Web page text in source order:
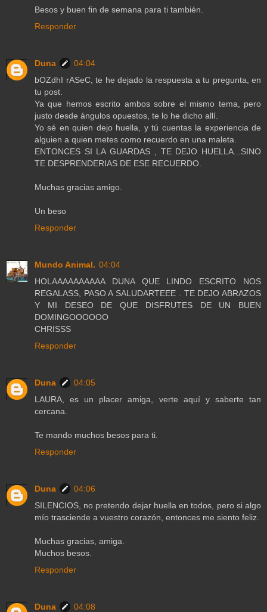
Besos y buen fin de semana para ti también.
Responder
Duna
04:04
bOZdhI rASeC, te he dejado la respuesta a tu pregunta, en
tu post.
Ya que hemos escrito ambos sobre el mismo tema, pero
justo desde ángulos opuestos, te lo he dicho allí.
Yo sé en quien dejo huella, y tú cuentas la experiencia de
alguien a quien metes como recuerdo en una maleta.
ENTONCES SI LA GUARDAS , TE DEJO HUELLA...SINO
TE DESPRENDERIAS DE ESE RECUERDO.
Muchas gracias amigo.
Un beso
Responder
Mundo Animal. 04:04
HOLAAAAAAAAAA DUNA QUE LINDO ESCRITO NOS
REGALASS, PASO A SALUDARTEEE . TE DEJO ABRAZOS
Y MI DESEO DE QUE DISFRUTES DE UN BUEN
DOMINGOOOOOO
CHRISSS
Responder
Duna
04:05
LAURA, es un placer amiga, verte aquí y saberte tan
cercana.
Te mando muchos besos para ti.
Responder
Duna
04:06
SILENCIOS, no pretendo dejar huella en todos, pero si algo
mío trasciende a vuestro corazón, entonces me siento feliz.
Muchas gracias, amiga.
Muchos besos.
Responder
Duna
04:08